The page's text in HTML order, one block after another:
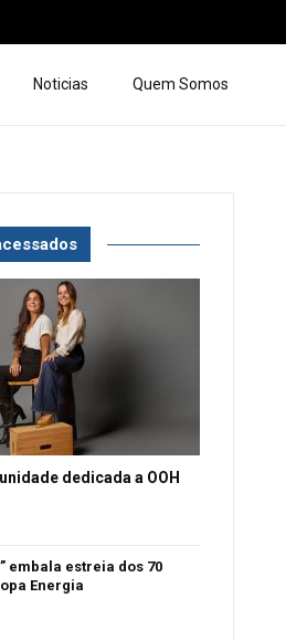
Noticias Quem Somos
dedicada a OOH
embala estreia dos 70
Energia